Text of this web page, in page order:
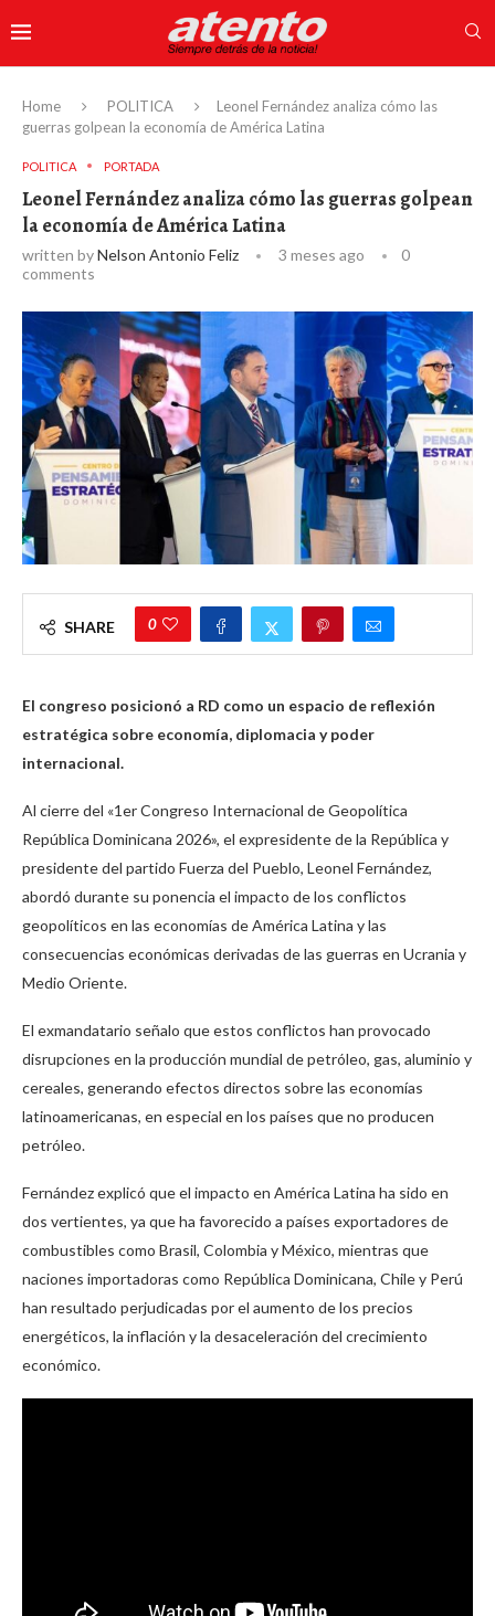
Home POLITICA
Leonel Fernández analiza cómo las
guerras golpean la economía de América Latina
POLITICA PORTADA
Leonel Fernández analiza cómo las guerras golpean
la economía de América Latina
written byNelson Antonio Feliz 3 meses ago
0
comments
SHARE 0
El congreso posicionó a RD como un espacio de reflexión
estratégica sobre economía, diplomacia y poder
internacional.
Al cierre del «1er Congreso Internacional de Geopolítica
República Dominicana 2026», el expresidente de la República y
presidente del partido Fuerza del Pueblo, Leonel Fernández,
abordó durante su ponencia el impacto de los conflictos
geopolíticos en las economías de América Latina y las
consecuencias económicas derivadas de las guerras en Ucrania y
Medio Oriente.
El exmandatario señalo que estos conflictos han provocado
disrupciones en la producción mundial de petróleo, gas, aluminio y
cereales, generando efectos directos sobre las economías
latinoamericanas, en especial en los países que no producen
petróleo.
Fernández explicó que el impacto en América Latina ha sido en
dos vertientes, ya que ha favorecido a países exportadores de
combustibles como Brasil, Colombia y México, mientras que
naciones importadoras como República Dominicana, Chile y Perú
han resultado perjudicadas por el aumento de los precios
energéticos, la inflación y la desaceleración del crecimiento
económico.